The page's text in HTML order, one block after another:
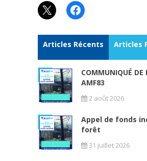
X Facebook
Articles Récents Articles
COMMUNIQUÉ DE
AMF83
2 août 2026
Appel de fonds
forêt
31 juillet 2026